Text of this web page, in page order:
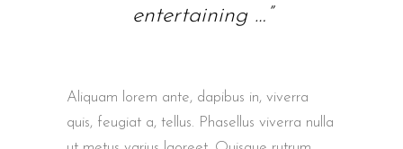
entertaining …”
Aliquam lorem ante, dapibus in, viverra
quis, feugiat a, tellus. Phasellus viverra nulla